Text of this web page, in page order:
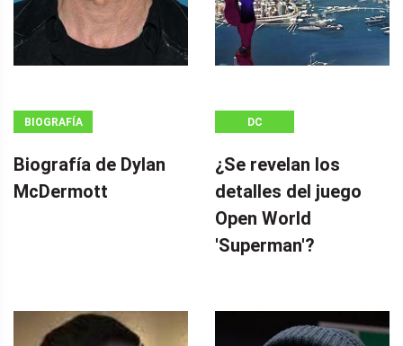
BIOGRAFÍA
Biografía de Dylan
McDermott
DC
¿Se revelan los
detalles del juego
Open World
'Superman'?